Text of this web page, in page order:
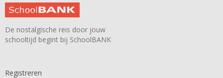
De nostalgische reis door jouw
schooltijd begint bij SchoolBANK
Registreren